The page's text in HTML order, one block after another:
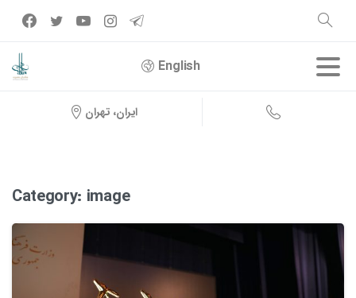
English
ایران، تهران
Category: image